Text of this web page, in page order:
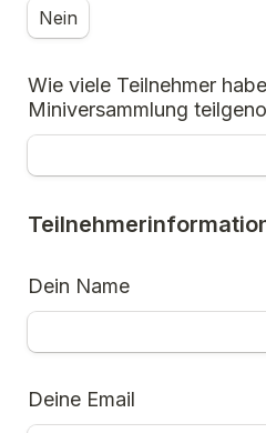
Nein
Wie viele Teilnehmer
Miniversammlung
Dein Name
Deine Email